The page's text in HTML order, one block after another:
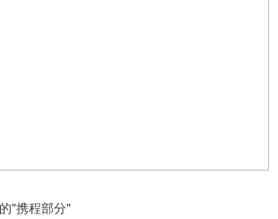
"携程部分"